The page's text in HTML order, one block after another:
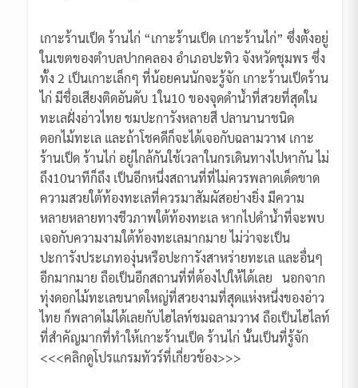
เกาะร้านเป็ด ร้านไก่ “เกาะร้านเป็ด เกาะร้านไก่” ซึ่งตั้งอยู่
ในเขตของตำบลปากคลอง อำเภอปะทิว จังหวัดชุมพร ซึ่ง
ทั้ง 2 เป็นเกาะเล็กๆ ที่น้อยคนนักจะรู้จัก เกาะร้านเป็ดร้าน
ไก่ มีชื่อเสียงติดอันดับ 1ใน10 ของจุดดำน้ำที่สวยที่สุดใน
ทะเลฝั่งอ่าวไทย ชมปะการังหลายสี ปลานานาชนิด
ดอกไม้ทะเล และถ้าโชคดีก็จะได้เจอกับฉลามวาฬ เกาะ
ร้านเป็ด ร้านไก่ อยู่ไกล้กันใช้เวลาในกรเดินทางไปหากัน ไม่
ถึง10นาทีก็ถึง เป็นอีกหนึ่งสถานที่ที่ไม่ควรพลาดเด็ดขาด
ความสวยใต้ท้องทะเลที่ควรมาสัมผัสอย่างยิ่ง มีความ
หลายหลายทางชีวภาพใต้ท้องทะเล หากไปดำน้ำที่จะพบ
เจอกับความงามใต้ท้องทะเลมากมาย ไม่ว่าจะเป็น
ปะการังประเภทองุ่นหรือปะการังสาหร่ายทะเล และอื่นๆ
อีกมากมาย ถือเป็นอีกสถานที่ที่ต้องไปให้ได้เลย นอกจาก
ทุ่งดอกไม้ทะเลขนาดใหญ่ที่สวยงามที่สุดแห่งหนึ่งของอ่าว
ไทย ก็พลาดไม่ได้เลยกับไฮไลท์ชมฉลามวาฬ ถือเป็นไฮไลท์
ที่สำคัญมากที่ทำให้เกาะร้านเป็ด ร้านไก่ นั้นเป็นที่รู้จัก
<<<คลิกดูโปรแกรมทัวร์ที่เกี่ยวข้อง>>>